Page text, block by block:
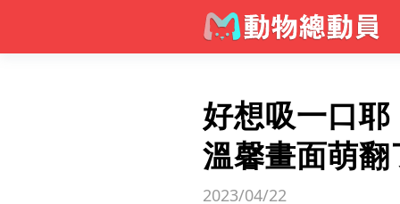
好想吸一口
溫馨畫面萌翻
2023/04/22